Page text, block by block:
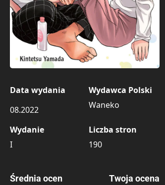
Data wydania
08.2022
Wydawca Polski
Waneko
Wydanie
I
Liczba stron
190
Średnia ocen Twoja ocena